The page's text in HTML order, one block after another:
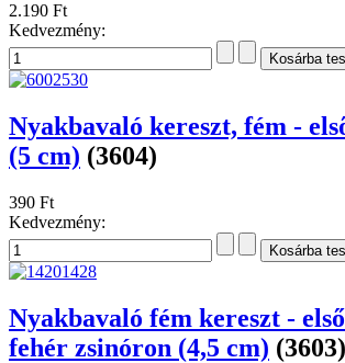
2.190 Ft
Kedvezmény:
Nyakbavaló kereszt, fém -
(5 cm) (3604)
390 Ft
Kedvezmény:
Nyakbavaló fém kereszt -
fehér zsinóron (4,5 cm) (3603)